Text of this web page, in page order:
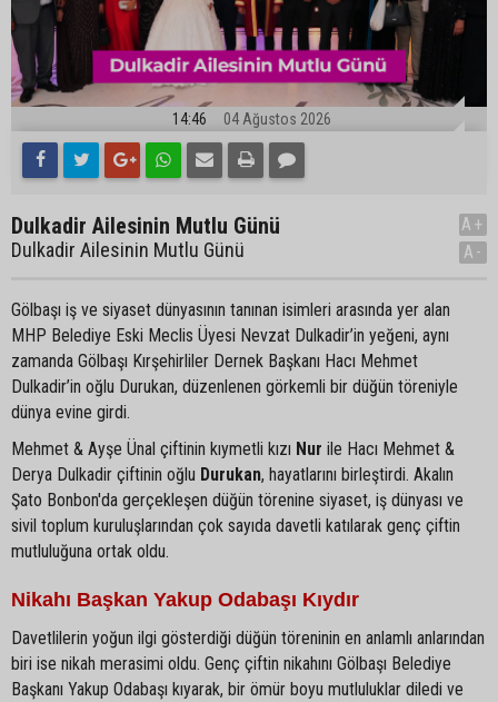
14:46 04 Ağustos 2026
Dulkadir Ailesinin Mutlu Günü
Dulkadir Ailesinin Mutlu Günü
A+
A-
Gölbaşı iş ve siyaset dünyasının tanınan isimleri arasında yer alan
MHP Belediye Eski Meclis Üyesi Nevzat Dulkadir’in yeğeni, aynı
zamanda Gölbaşı Kırşehirliler Dernek Başkanı Hacı Mehmet
Dulkadir’in oğlu Durukan, düzenlenen görkemli bir düğün töreniyle
dünya evine girdi.
Mehmet & Ayşe Ünal çiftinin kıymetli kızı Nur ile Hacı Mehmet &
Derya Dulkadir çiftinin oğlu Durukan, hayatlarını birleştirdi. Akalın
Şato Bonbon'da gerçekleşen düğün törenine siyaset, iş dünyası ve
sivil toplum kuruluşlarından çok sayıda davetli katılarak genç çiftin
mutluluğuna ortak oldu.
Nikahı Başkan Yakup Odabaşı Kıydır
Davetlilerin yoğun ilgi gösterdiği düğün töreninin en anlamlı anlarından
biri ise nikah merasimi oldu. Genç çiftin nikahını Gölbaşı Belediye
Başkanı Yakup Odabaşı kıyarak, bir ömür boyu mutluluklar diledi ve